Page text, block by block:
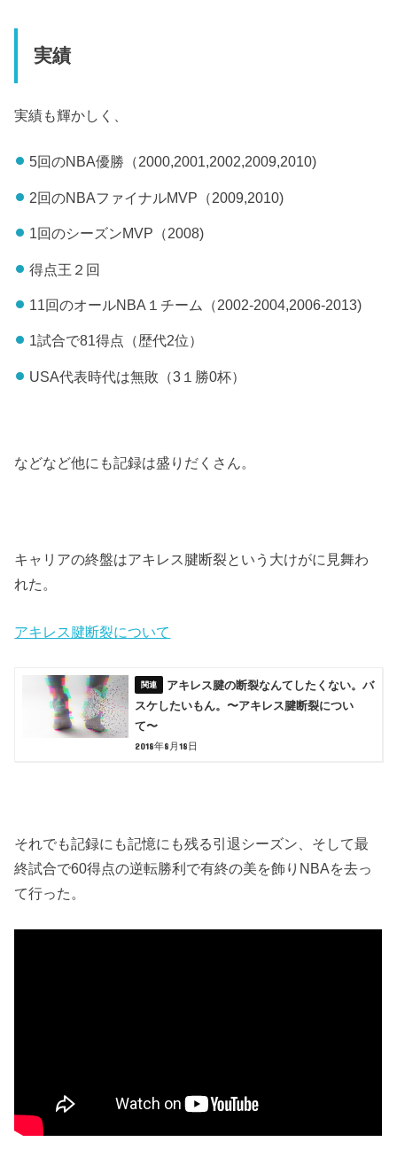
実績
実績も輝かしく、
5回のNBA優勝（2000,2001,2002,2009,2010)
2回のNBAファイナルMVP（2009,2010)
1回のシーズンMVP（2008)
得点王２回
11回のオールNBA１チーム（2002-2004,2006-2013)
1試合で81得点（歴代2位）
USA代表時代は無敗（3１勝0杯）
などなど他にも記録は盛りだくさん。
キャリアの終盤はアキレス腱断裂という大けがに見舞わ
れた。
アキレス腱断裂について
アキレス腱の断裂なんてしたくない。バ
スケしたいもん。〜アキレス腱断裂につい
て〜
2018年8月18日
それでも記録にも記憶にも残る引退シーズン、そして最
終試合で60得点の逆転勝利で有終の美を飾りNBAを去っ
て行った。